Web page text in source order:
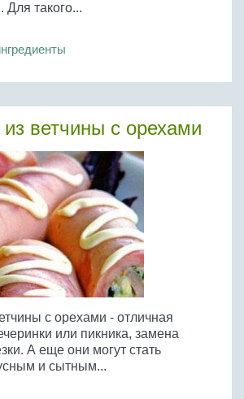
Для такого...
из ветчины с орехами
с орехами - отличная
или пикника, замена
А еще они могут стать
и сытным...